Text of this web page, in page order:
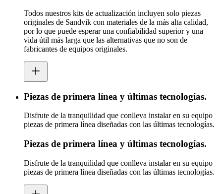
Todos nuestros kits de actualización incluyen solo piezas
originales de Sandvik con materiales de la más alta calidad,
por lo que puede esperar una confiabilidad superior y una
vida útil más larga que las alternativas que no son de
fabricantes de equipos originales.
Piezas de primera línea y últimas tecnologías.
Disfrute de la tranquilidad que conlleva instalar en su equipo
piezas de primera línea diseñadas con las últimas tecnologías.
Piezas de primera línea y últimas tecnologías.
Disfrute de la tranquilidad que conlleva instalar en su equipo
piezas de primera línea diseñadas con las últimas tecnologías.